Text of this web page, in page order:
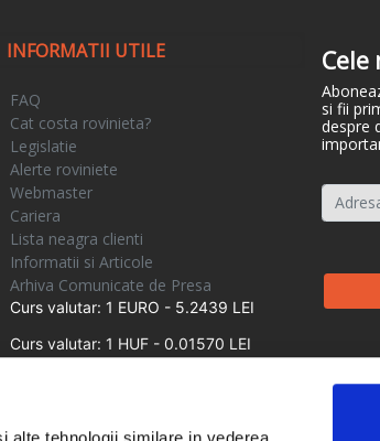
INFORMATII UTILE
FAQ
Cat costa rovinieta?
Legislatie
Alerte roviniete
Webmaster
Cariera
Lista neagra clienti
Informatii si Articole
Arhiva Comunicate de Presa
Curs valutar: 1 EURO - 5.2439 LEI
Curs valutar: 1 HUF - 0.01570 LEI
Cele
si fii
despre